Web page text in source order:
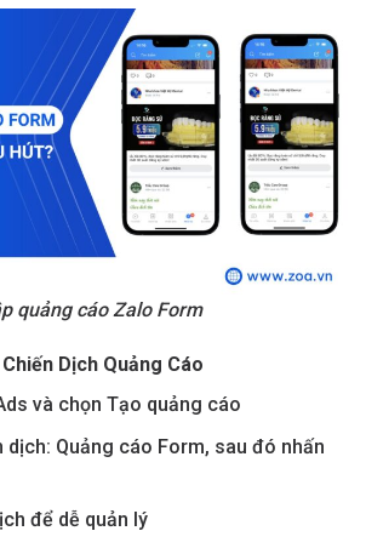
quảng cáo Zalo Form
Dịch Quảng Cáo
và chọn Tạo quảng cáo
dịch: Quảng cáo Form, sau đó nhấn
để dễ quản lý